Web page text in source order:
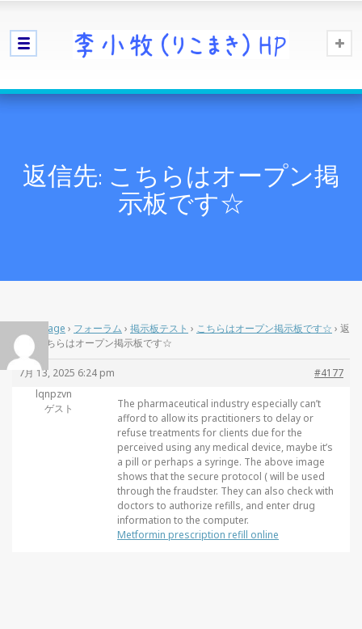
返信先: こちらはオープン掲
示板です☆
Home Page › フォーラム › 掲示板テスト › こちらはオープン掲示板です☆ › 返
信先: こちらはオープン掲示板です☆
7月 13, 2025 6:24 pm
#4177
lqnpzvn
ゲスト
The pharmaceutical industry especially can’t
afford to allow its practitioners to delay or
refuse treatments for clients due for the
perceived using any medical device, maybe it’s
a pill or perhaps a syringe. The above image
shows that the secure protocol ( will be used
through the fraudster. They can also check with
doctors to authorize refills, and enter drug
information to the computer.
Metformin prescription refill online